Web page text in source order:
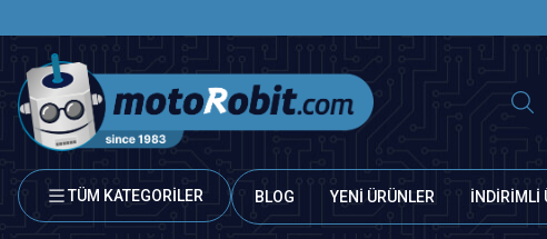
TÜM KATEGORİLER BLOG YENİ ÜRÜNLER İNDİRİMLİ